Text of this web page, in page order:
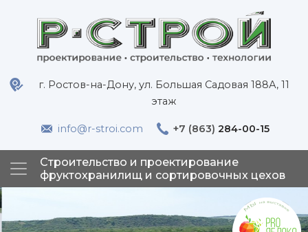
г. Ростов-на-Дону, ул. Большая Садовая 188А, 11
этаж
info@r-stroi.com +7 (863) 284-00-15
Строительство и проектирование
фруктохранилищ и сортировочных цехов